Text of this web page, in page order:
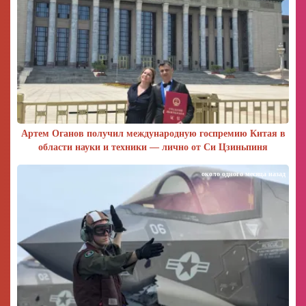
Артем Оганов получил международную госпремию Китая в
области науки и техники — лично от Си Цзиньпиня
около одного месяца назад